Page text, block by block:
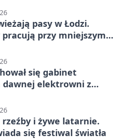
pasy w Łodzi.
pracują przy mniejszym
się gabinet
elektrowni z
i żywe latarnie.
się festiwal światła